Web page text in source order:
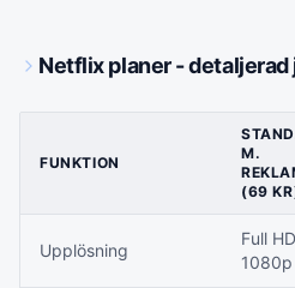
Netflix planer -
FUNKTION
M.
(69
Upplösning
Full HD
1080p